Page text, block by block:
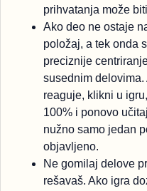
prihvatanja može
Ako deo ne ostaje
položaj, a tek onda
preciznije
susednim
reaguje, klikni u
100% i ponovo
nužno samo jedan
objavljeno.
Ne gomilaj delove
rešavaš. Ako igra